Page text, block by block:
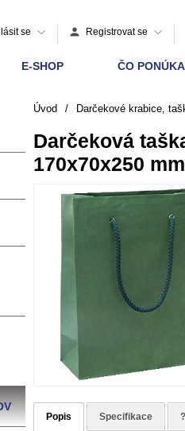
se Registrovat se
E-SHOP ČO
Úvod / Darčekové krabice,
Darčeková
170x70x250 mm
Popis Specifikace ?